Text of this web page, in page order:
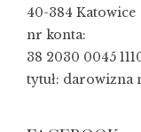
40-384 Katowice
nr konta:
38 2030 0045
tytuł: darowizna